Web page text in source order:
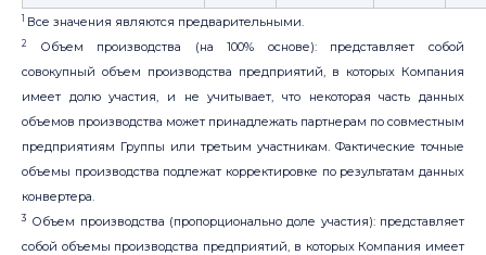
1 Все значения являются предварительными.
2
Объем производства (на 100% основе): представляет собой
совокупный объем производства предприятий, в которых Компания
имеет долю участия, и не учитывает, что некоторая часть данных
объемов производства может принадлежать партнерам по совместным
предприятиям Группы или третьим участникам. Фактические точные
объемы производства подлежат корректировке по результатам данных
конвертера.
3 Объем производства (пропорционально доле участия): представляет
собой объемы производства предприятий, в которых Компания имеет